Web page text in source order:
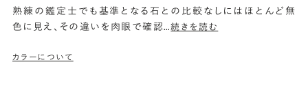
熟練の鑑定士でも基準となる石との比較なしにはほとんど無
色に見え、その違いを肉眼で確認…続きを読む
カラーについて